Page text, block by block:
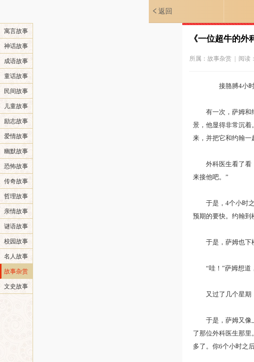
返回
寓言故事
神话故事
成语故事
童话故事
民间故事
儿童故事
励志故事
爱情故事
幽默故事
恐怖故事
传奇故事
哲理故事
亲情故事
谜语故事
校园故事
名人故事
故事杂赏
文史故事
《一位超牛的外
所属： 故事杂赏| 阅读
接胳膊4小时
有一次，萨姆和约
景，他显得非常沉着
来，并把它和约翰一
外科医生看了看，
来接他吧。”
于是，4个小时之
预期的要快。约翰到
于是，萨姆也下楼
“哇！”萨姆想道，
又过了几个星期，
于是，萨姆又像上
了那位外科医生那
多了。你6个小时之